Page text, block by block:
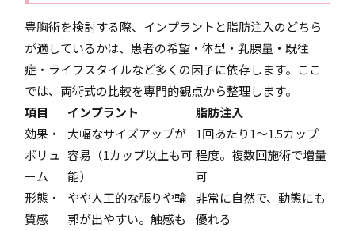
豊胸術を検討する際、インプラントと脂肪注入のどちら
が適しているかは、患者の希望・体型・乳腺量・既往
症・ライフスタイルなど多くの因子に依存します。ここ
では、両術式の比較を専門的観点から整理します。
項目
インプラント
脂肪注入
効果・
ボリュ
ーム
大幅なサイズアップが
容易（1カップ以上も可
能）
1回あたり1～1.5カップ
程度。複数回施術で増量
可
形態・
質感
やや人工的な張りや輪
郭が出やすい。触感も
非常に自然で、動態にも
優れる